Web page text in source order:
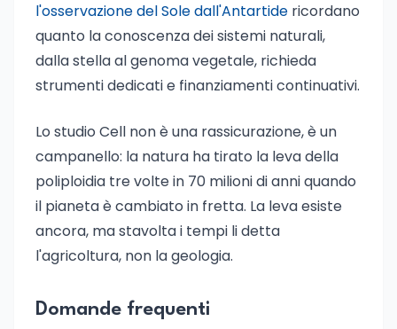
l'osservazione del Sole dall'Antartide ricordano
quanto la conoscenza dei sistemi naturali,
dalla stella al genoma vegetale, richieda
strumenti dedicati e finanziamenti continuativi.
Lo studio Cell non è una rassicurazione, è un
campanello: la natura ha tirato la leva della
poliploidia tre volte in 70 milioni di anni quando
il pianeta è cambiato in fretta. La leva esiste
ancora, ma stavolta i tempi li detta
l'agricoltura, non la geologia.
Domande frequenti